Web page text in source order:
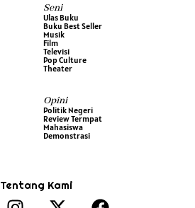
Seni
Ulas Buku
Buku Best Seller
Musik
Film
Televisi
Pop Culture
Theater
Opini
Politik Negeri
Review Termpat
Mahasiswa
Demonstrasi
Tentang Kami